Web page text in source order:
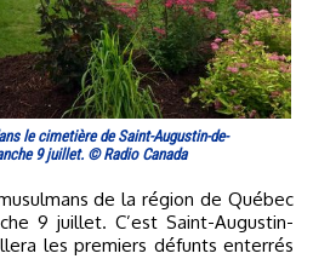
le cimetière de Saint-Augustin-de-
9 juillet. © Radio Canada
9 juillet. C’est Saint-Augustin-
les premiers défunts enterrés